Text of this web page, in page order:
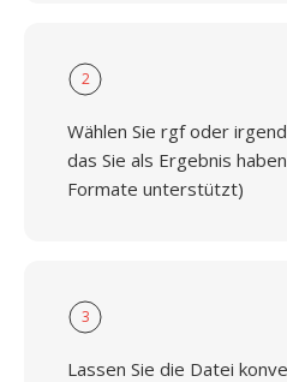
2
Wählen Sie rgf oder
das Sie als Ergebnis
Formate unterstützt)
3
Lassen Sie die Datei